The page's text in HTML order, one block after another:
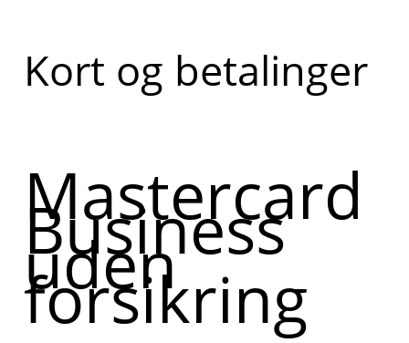
Read
more
Kort og betalinger
Mastercard
Business
uden
forsikring